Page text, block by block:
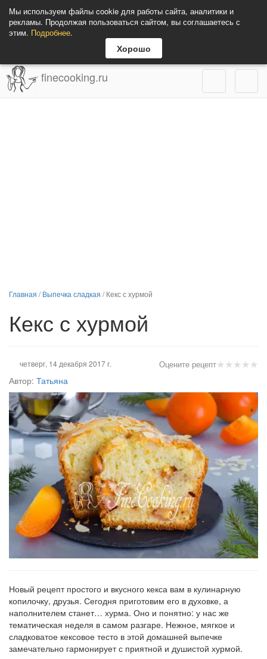
Мы используем файлы cookie для работы сайта, аналитики и
рекламы. Продолжая пользоваться сайтом, вы соглашаетесь с
этим. Подробнее.
Хорошо
finecooking.ru
Главная /Выпечка сладкая /Кекс с хурмой
Кекс с хурмой
★★★★★
Оцените рецепт
четверг, 14 декабря 2017 г.
Автор: Татьяна
Новый рецепт простого и вкусного кекса вам в кулинарную
копилочку, друзья. Сегодня приготовим его в духовке, а
наполнителем станет… хурма. Оно и понятно: у нас же
тематическая неделя в самом разгаре. Нежное, мягкое и
сладковатое кексовое тесто в этой домашней выпечке
замечательно гармонирует с приятной и душистой хурмой.